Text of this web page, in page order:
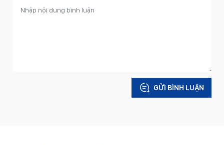
GỬI BÌNH LUẬN